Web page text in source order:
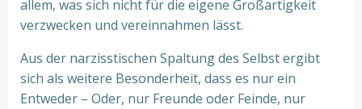
allem, was sich nicht für die eigene Großartigkeit
verzwecken und vereinnahmen lässt.
Aus der narzisstischen Spaltung des Selbst ergibt
sich als weitere Besonderheit, dass es nur ein
Entweder – Oder, nur Freunde oder Feinde, nur